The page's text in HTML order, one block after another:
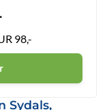
Sydals,
98,-